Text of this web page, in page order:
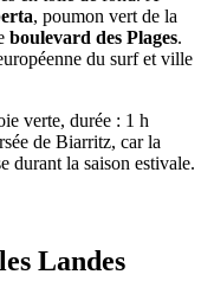
, poumon vert de la
boulevard des Plages.
du surf et ville
verte, durée : 1 h
de Biarritz, car la
durant la saison estivale.
Landes